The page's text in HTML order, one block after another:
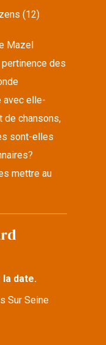
(12)
Mazel
pertinence des
avec elle-
de chansons,
sont-elles
mettre au
date.
Sur Seine